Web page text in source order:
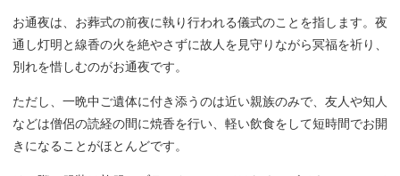
お通夜は、お葬式の前夜に執り行われる儀式のことを指します。夜
通し灯明と線香の火を絶やさずに故人を見守りながら冥福を祈り、
別れを惜しむのがお通夜です。
ただし、一晩中ご遺体に付き添うのは近い親族のみで、友人や知人
などは僧侶の読経の間に焼香を行い、軽い飲食をして短時間でお開
きになることがほとんどです。